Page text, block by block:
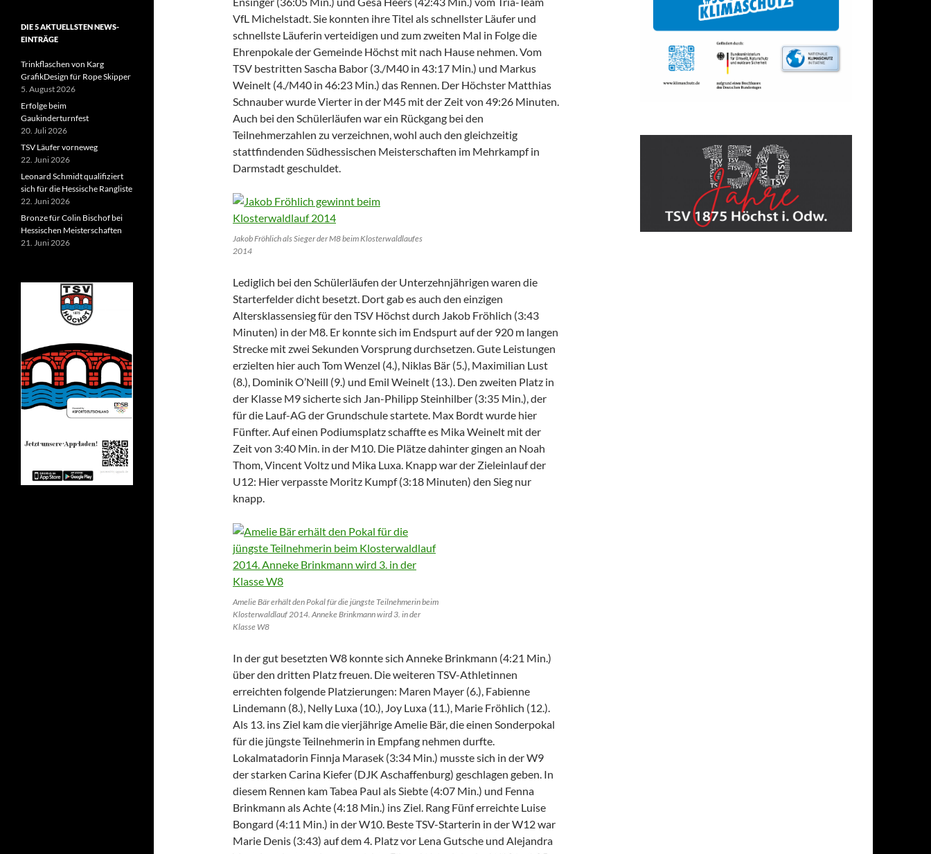
VfL Michelstadt. Sie konnten ihre Titel als schnellster Läufer und
schnellste Läuferin verteidigen und zum zweiten Mal in Folge die
Ehrenpokale der Gemeinde Höchst mit nach Hause nehmen. Vom
TSV bestritten Sascha Babor (3./M40 in 43:17 Min.) und Markus
Weinelt (4./M40 in 46:23 Min.) das Rennen. Der Höchster Matthias
Schnauber wurde Vierter in der M45 mit der Zeit von 49:26 Minuten.
Auch bei den Schülerläufen war ein Rückgang bei den
Teilnehmerzahlen zu verzeichnen, wohl auch den gleichzeitig
stattfindenden Südhessischen Meisterschaften im Mehrkampf in
Darmstadt geschuldet.
Jakob Fröhlich als Sieger der M8 beim Klosterwaldlaufes
2014
Lediglich bei den Schülerläufen der Unterzehnjährigen waren die
Starterfelder dicht besetzt. Dort gab es auch den einzigen
Altersklassensieg für den TSV Höchst durch Jakob Fröhlich (3:43
Minuten) in der M8. Er konnte sich im Endspurt auf der 920 m langen
Strecke mit zwei Sekunden Vorsprung durchsetzen. Gute Leistungen
erzielten hier auch Tom Wenzel (4.), Niklas Bär (5.), Maximilian Lust
(8.), Dominik O’Neill (9.) und Emil Weinelt (13.). Den zweiten Platz in
der Klasse M9 sicherte sich Jan-Philipp Steinhilber (3:35 Min.), der
für die Lauf-AG der Grundschule startete. Max Bordt wurde hier
Fünfter. Auf einen Podiumsplatz schaffte es Mika Weinelt mit der
Zeit von 3:40 Min. in der M10. Die Plätze dahinter gingen an Noah
Thom, Vincent Voltz und Mika Luxa. Knapp war der Zieleinlauf der
U12: Hier verpasste Moritz Kumpf (3:18 Minuten) den Sieg nur
knapp.
Amelie Bär erhält den Pokal für die jüngste Teilnehmerin beim
Klosterwaldlauf 2014. Anneke Brinkmann wird 3. in der
Klasse W8
In der gut besetzten W8 konnte sich Anneke Brinkmann (4:21 Min.)
über den dritten Platz freuen. Die weiteren TSV-Athletinnen
erreichten folgende Platzierungen: Maren Mayer (6.), Fabienne
Lindemann (8.), Nelly Luxa (10.), Joy Luxa (11.), Marie Fröhlich (12.).
Als 13. ins Ziel kam die vierjährige Amelie Bär, die einen Sonderpokal
für die jüngste Teilnehmerin in Empfang nehmen durfte.
Lokalmatadorin Finnja Marasek (3:34 Min.) musste sich in der W9
der starken Carina Kiefer (DJK Aschaffenburg) geschlagen geben. In
diesem Rennen kam Tabea Paul als Siebte (4:07 Min.) und Fenna
Brinkmann als Achte (4:18 Min.) ins Ziel. Rang Fünf erreichte Luise
Bongard (4:11 Min.) in der W10. Beste TSV-Starterin in der W12 war
Marie Denis (3:43) auf dem 4. Platz vor Lena Gutsche und Alejandra
DIE 5 AKTUELLSTEN NEWS-
EINTRÄGE
Trinkflaschen von Karg
GrafikDesign für Rope Skipper
5. August 2026
Erfolge beim
Gaukinderturnfest
20. Juli 2026
TSV Läufer vorneweg
22. Juni 2026
Leonard Schmidt qualifiziert
sich für die Hessische Rangliste
22. Juni 2026
Bronze für Colin Bischof bei
Hessischen Meisterschaften
21. Juni 2026